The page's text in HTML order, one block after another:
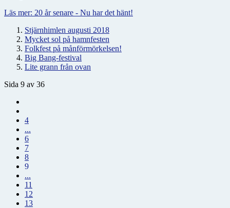
Läs mer: 20 år senare - Nu har det hänt!
Stjärnhimlen augusti 2018
Mycket sol på hamnfesten
Folkfest på månförmörkelsen!
Big Bang-festival
Lite grann från ovan
Sida 9 av 36
4
...
6
7
8
9
...
11
12
13